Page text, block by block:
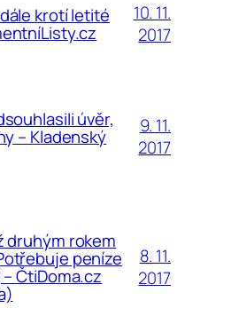
krotí letité
10. 11.
2017
úvěr,
– Kladenský
9. 11.
2017
druhým rokem
peníze
ČtiDoma.cz
8. 11.
2017